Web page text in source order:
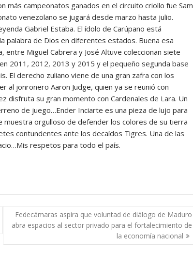
más campeonatos ganados en el circuito criollo fue Sam
venezolano se jugará desde marzo hasta julio.
Gabriel Estaba. El ídolo de Carúpano está
palabra de Dios en diferentes estados. Buena esa
entre Miguel Cabrera y José Altuve coleccionan siete
2011, 2012, 2013 y 2015 y el pequeño segunda base
El derecho zuliano viene de una gran zafra con los
jonronero Aaron Judge, quien ya se reunió con
disfruta su gran momento con Cardenales de Lara. Un
de juego…Ender Inciarte es una pieza de lujo para
muestra orgulloso de defender los colores de su tierra
contundentes ante los decaídos Tigres. Una de las
respetos para todo el país.
Fedecámaras aspira que voluntad de diálogo de Maduro
abra espacios al sector privado para el fortalecimiento de
la economía nacional